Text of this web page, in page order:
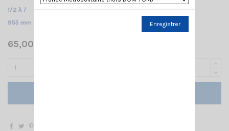
1/2 λ /
955 mm
65,00 € TTC
Enregistrer